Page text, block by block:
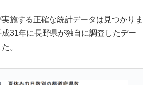
施する正確な統計データは見つかりま
31年に長野県が独自に調査したデー
。